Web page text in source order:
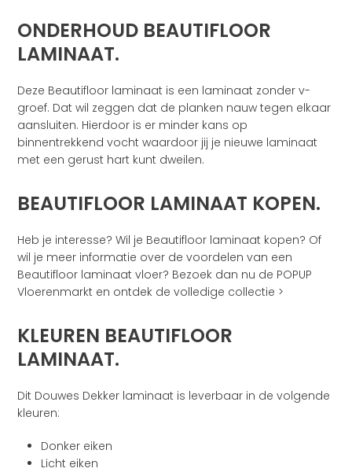
ONDERHOUD BEAUTIFLOOR
LAMINAAT.
Deze Beautifloor laminaat is een laminaat zonder v-
groef. Dat wil zeggen dat de planken nauw tegen elkaar
aansluiten. Hierdoor is er minder kans op
binnentrekkend vocht waardoor jij je nieuwe laminaat
met een gerust hart kunt dweilen.
BEAUTIFLOOR LAMINAAT KOPEN.
Heb je interesse? Wil je Beautifloor laminaat kopen? Of
wil je meer informatie over de voordelen van een
Beautifloor laminaat vloer? Bezoek dan nu de POPUP
Vloerenmarkt en ontdek de volledige collectie >
KLEUREN BEAUTIFLOOR
LAMINAAT.
Dit Douwes Dekker laminaat is leverbaar in de volgende
kleuren:
Donker eiken
Licht eiken